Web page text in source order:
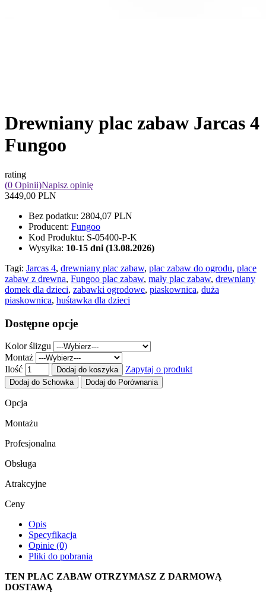
Drewniany plac zabaw Jarcas 4
Fungoo
rating
(0 Opinii)Napisz opinię
3449,00 PLN
Bez podatku: 2804,07 PLN
Producent: Fungoo
Kod Produktu: S-05400-P-K
Wysyłka: 10-15 dni (13.08.2026)
Tagi: Jarcas 4, drewniany plac zabaw, plac zabaw do ogrodu, place
zabaw z drewna, Fungoo plac zabaw, mały plac zabaw, drewniany
domek dla dzieci, zabawki ogrodowe, piaskownica, duża
piaskownica, huśtawka dla dzieci
Dostępne opcje
Kolor ślizgu
Montaż
Ilość
Dodaj do koszyka Zapytaj o produkt
Dodaj do Schowka Dodaj do Porównania
Opcja
Montażu
Profesjonalna
Obsługa
Atrakcyjne
Ceny
Opis
Specyfikacja
Opinie (0)
Pliki do pobrania
TEN PLAC ZABAW OTRZYMASZ Z DARMOWĄ
DOSTAWĄ